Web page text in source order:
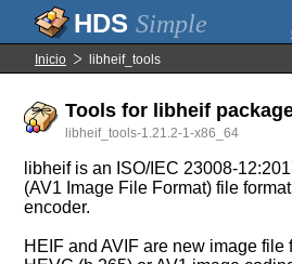
Simple
Inicio libheif_tools
Tools for libheif
libheif_tools-1.21.2-1-x86_64
libheif is an ISO/IEC 23008-
(AV1 Image File Format) file
encoder.
HEIF and AVIF are new image file